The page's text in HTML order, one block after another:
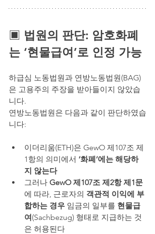
▣ 법원의 판단: 암호화폐
는 ‘현물급여’로 인정 가능
하급심 노동법원과 연방노동법원(BAG)
은 고용주의 주장을 받아들이지 않았습
니다.
연방노동법원은 다음과 같이 판단하였습
니다:
이더리움(ETH)은 GewO 제107조 제
1항의 의미에서 ‘화폐’에는 해당하
지 않는다
그러나 GewO 제107조 제2항 제1문
에 따라, 근로자의 객관적 이익에 부
합하는 경우 임금의 일부를 현물급
여(Sachbezug) 형태로 지급하는 것
은 허용된다